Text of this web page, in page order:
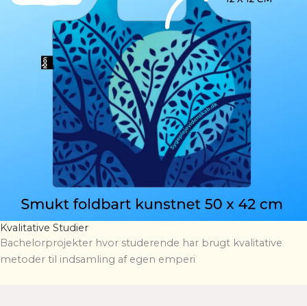
Kvalitative Studier
Bachelorprojekter hvor studerende har brugt kvalitative
metoder til indsamling af egen emperi